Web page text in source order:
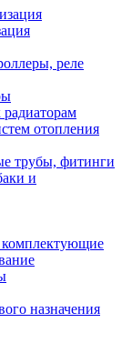
реле
отопления
трубы, фитинги
и
назначения